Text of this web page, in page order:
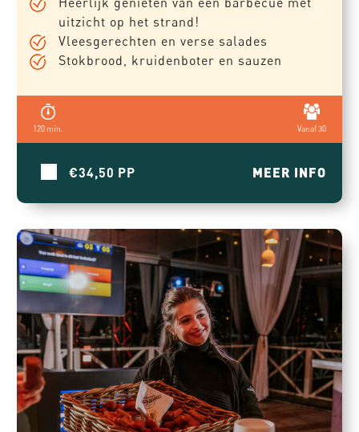
uitzicht op het strand!
Vleesgerechten en verse salades
Stokbrood, kruidenboter en sauzen
120 min. Vanaf 30
€34,50 MEER INFO